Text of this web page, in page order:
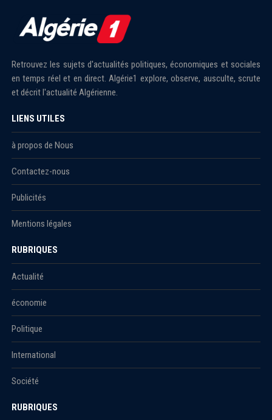
Retrouvez les sujets d'actualités politiques, économiques et sociales
en temps réel et en direct. Algérie1 explore, observe, ausculte, scrute
et décrit l'actualité Algérienne.
LIENS UTILES
à propos de Nous
Contactez-nous
Publicités
Mentions légales
RUBRIQUES
Actualité
économie
Politique
International
Société
RUBRIQUES